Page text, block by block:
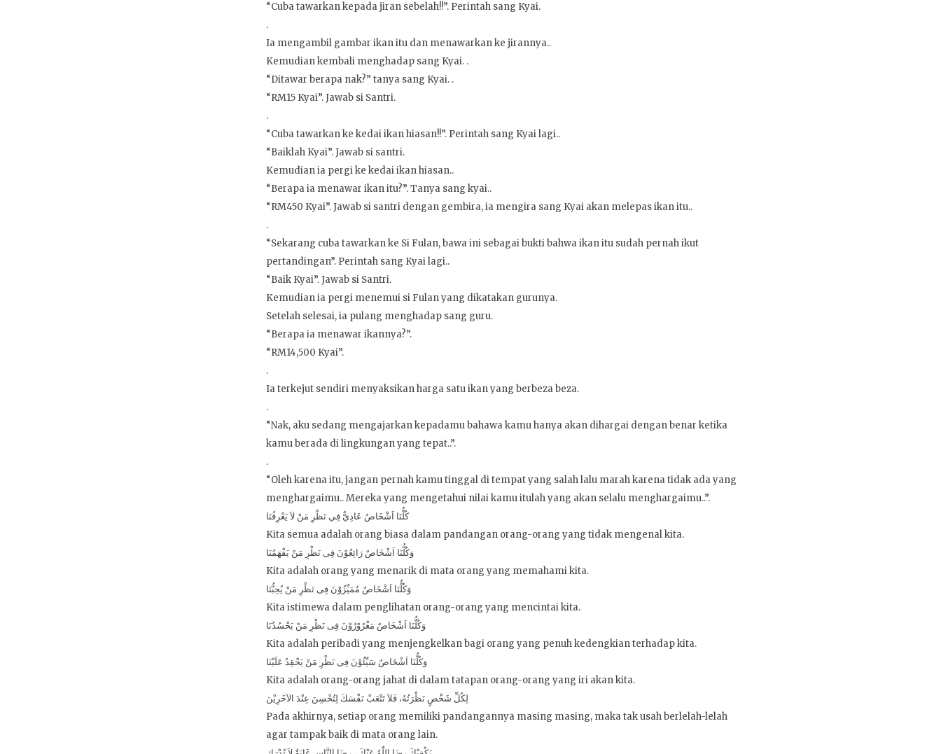
“Cuba tawarkan kepada jiran sebelah!!”. Perintah sang Kyai.
.
Ia mengambil gambar ikan itu dan menawarkan ke jirannya..
Kemudian kembali menghadap sang Kyai. .
“Ditawar berapa nak?” tanya sang Kyai. .
“RM15 Kyai”. Jawab si Santri.
.
“Cuba tawarkan ke kedai ikan hiasan!!”. Perintah sang Kyai lagi..
“Baiklah Kyai”. Jawab si santri.
Kemudian ia pergi ke kedai ikan hiasan..
“Berapa ia menawar ikan itu?”. Tanya sang kyai..
“RM450 Kyai”. Jawab si santri dengan gembira, ia mengira sang Kyai akan melepas ikan itu..
.
“Sekarang cuba tawarkan ke Si Fulan, bawa ini sebagai bukti bahwa ikan itu sudah pernah ikut
pertandingan”. Perintah sang Kyai lagi..
“Baik Kyai”. Jawab si Santri.
Kemudian ia pergi menemui si Fulan yang dikatakan gurunya.
Setelah selesai, ia pulang menghadap sang guru.
“Berapa ia menawar ikannya?”.
“RM14,500 Kyai”.
.
Ia terkejut sendiri menyaksikan harga satu ikan yang berbeza beza.
.
“Nak, aku sedang mengajarkan kepadamu bahawa kamu hanya akan dihargai dengan benar ketika
kamu berada di lingkungan yang tepat..”.
.
“Oleh karena itu, jangan pernah kamu tinggal di tempat yang salah lalu marah karena tidak ada yang
menghargaimu.. Mereka yang mengetahui nilai kamu itulah yang akan selalu menghargaimu..”.
كُلُّنَا اَشْخَاصٌ عَادِيٌّ فِي نَظْرِ مَنْ لاَ يَعْرِفُنَا
Kita semua adalah orang biasa dalam pandangan orang-orang yang tidak mengenal kita.
وَكُلُّنَا اَشْخَاصٌ رَائِعُوْنَ فِى نَظْرِ مَنْ يَفْهَمُنَا
Kita adalah orang yang menarik di mata orang yang memahami kita.
وَكُلُّنَا اَشْخَاصٌ مُمَيِّزُوْنَ فِى نَظْرِ مَنْ يُحِبُّنَا
Kita istimewa dalam penglihatan orang-orang yang mencintai kita.
وَكُلُّنَا اَشْخَاصٌ مَغْرُوْرُوْنَ فِى نَظْرِ مَنْ يَحْسُدُنَا
Kita adalah peribadi yang menjengkelkan bagi orang yang penuh kedengkian terhadap kita.
وَكُلُّنَا اَشْخَاصٌ سَيِّئُوْنَ فِى نَظْرِ مَنْ يَحْقِدُ عَلَيْنَا
Kita adalah orang-orang jahat di dalam tatapan orang-orang yang iri akan kita.
لِكُلِّ شَخْصٍ نَظْرَتُهُ، فَلاَ تَتْعَبْ نَفْسَكَ لِتُحْسِنَ عِنْدَ الآخَرِيْنَ
Pada akhirnya, setiap orang memiliki pandangannya masing masing, maka tak usah berlelah-lelah
agar tampak baik di mata orang lain.